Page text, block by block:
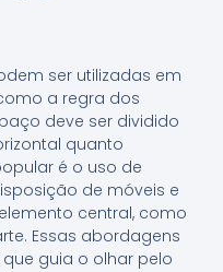
ser utilizadas em
a regra dos
deve ser dividido
quanto
é o uso de
de móveis e
central, como
Essas abordagens
guia o olhar pelo